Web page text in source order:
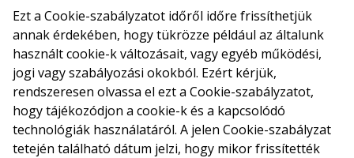
Ezt a Cookie-szabályzatot időről időre frissíthetjük
annak érdekében, hogy tükrözze például az általunk
használt cookie-k változásait, vagy egyéb működési,
jogi vagy szabályozási okokból. Ezért kérjük,
rendszeresen olvassa el ezt a Cookie-szabályzatot,
hogy tájékozódjon a cookie-k és a kapcsolódó
technológiák használatáról. A jelen Cookie-szabályzat
tetején található dátum jelzi, hogy mikor frissítették